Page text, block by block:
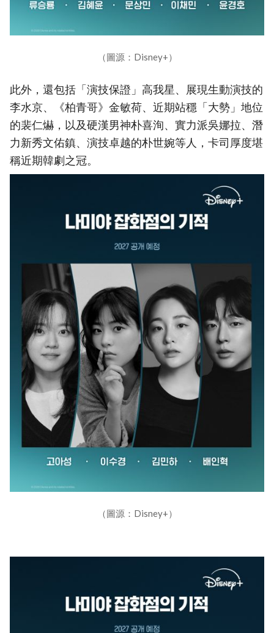
（圖源：Disney+）
此外，還包括「演技保證」高我星、展現生動演技的
李水京、《柏青哥》金敏荷、近期站穩「大勢」地位
的裴仁爀，以及硬漢男神朴喜洵、實力派吳娜拉、潛
力新秀文佑鎮、演技卓越的朴世婉等人，卡司厚度堪
稱近期韓劇之冠。
（圖源：Disney+）